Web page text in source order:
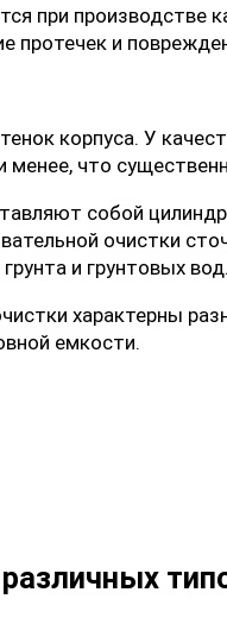
при производстве
протечек и
корпуса. У
что
собой
очистки
и грунтовых вод.
характерны
емкости.